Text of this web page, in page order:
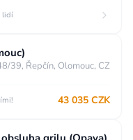
lidí
39, Řepčín, Olomouc, CZ
43 035 CZK